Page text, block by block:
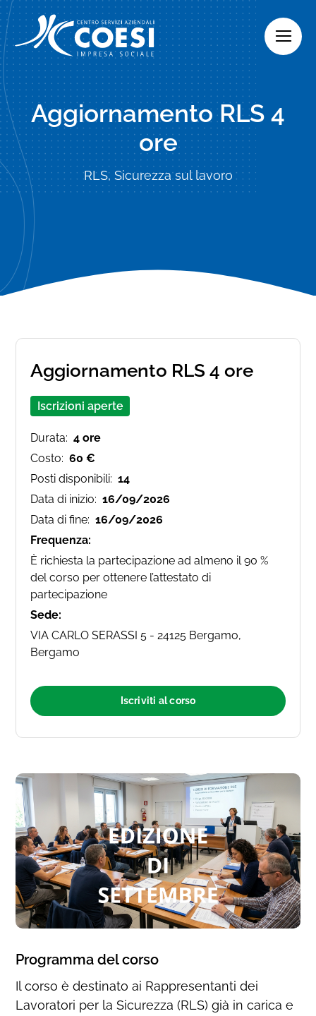
Skip
to
content
Aggiornamento RLS 4
ore
RLS, Sicurezza sul lavoro
Programma del corso
Il corso è destinato ai Rappresentanti dei
Lavoratori per la Sicurezza (RLS) già in carica e
Aggiornamento RLS 4 ore
Iscrizioni aperte
Durata: 4 ore
Costo: 60 €
Posti disponibili: 14
Data di inizio: 16/09/2026
Data di fine: 16/09/2026
Frequenza:
È richiesta la partecipazione ad almeno il 90 %
del corso per ottenere l’attestato di
partecipazione
Sede:
VIA CARLO SERASSI 5 - 24125 Bergamo,
Bergamo
Iscriviti al corso